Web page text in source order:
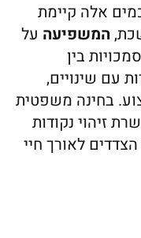
אלה קיימת
המשפיעה על
בין
עם שינויים,
בחינה משפטית
זיהוי נקודות
לאורך חיי